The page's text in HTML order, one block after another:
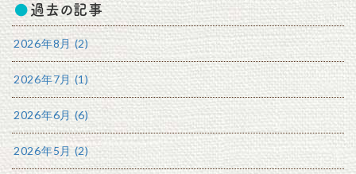
過去の記事
2026年8月 (2)
2026年7月 (1)
2026年6月 (6)
2026年5月 (2)